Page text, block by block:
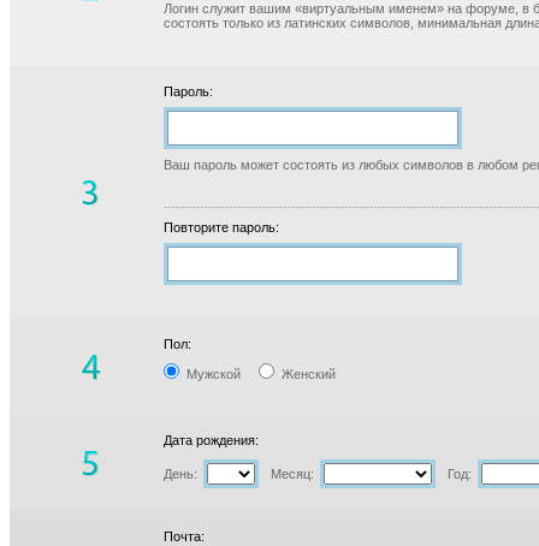
Логин служит вашим «виртуальным именем» на форуме, в
состоять только из латинских символов, минимальная
Пароль:
Ваш пароль может состоять из любых символов в любом
Повторите пароль:
Пол:
Мужской Женский
Дата рождения:
День: Месяц: Год:
Почта: